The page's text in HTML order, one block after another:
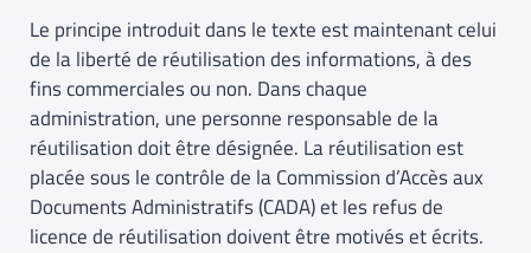
Le principe introduit dans le texte est maintenant celui
de la liberté de réutilisation des informations, à des
fins commerciales ou non. Dans chaque
administration, une personne responsable de la
réutilisation doit être désignée. La réutilisation est
placée sous le contrôle de la Commission d’Accès aux
Documents Administratifs (CADA) et les refus de
licence de réutilisation doivent être motivés et écrits.